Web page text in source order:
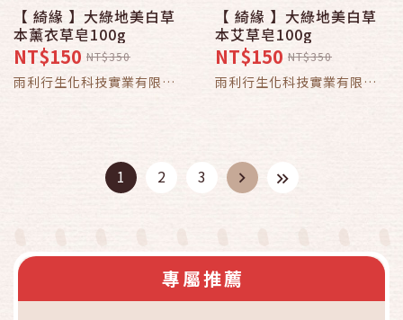
【 綺緣 】大綠地美白草
本薰衣草皂100g
NT$150 NT$350
雨利行生化科技實業有限公
【 綺緣 】大綠地美白草
本艾草皂100g
NT$150 NT$350
雨利行生化科技實業有限公
1 2 3
專屬推薦